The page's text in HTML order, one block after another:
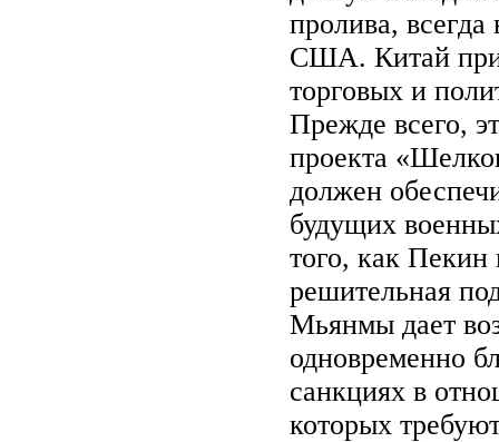
пролива,
США. Китай
торговых и
Прежде всего,
проекта
должен
будущих
того, как Пекин
решительная
Мьянмы дает
одновременно
санкциях в
которых